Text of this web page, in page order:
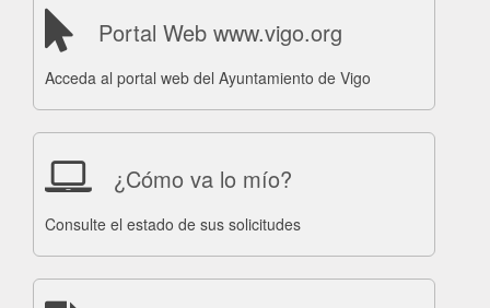
Portal Web www.vigo.org
Acceda al portal web del Ayuntamiento de Vigo
¿Cómo va lo mío?
Consulte el estado de sus solicitudes